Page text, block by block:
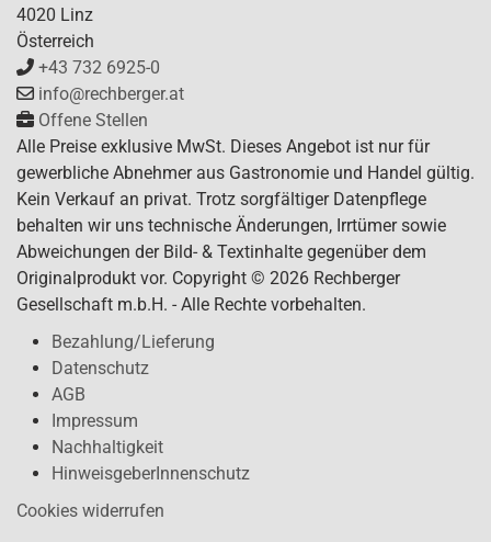
4020 Linz
Österreich
+43 732 6925-0
info@rechberger.at
Offene Stellen
Alle Preise exklusive MwSt. Dieses Angebot ist nur für
gewerbliche Abnehmer aus Gastronomie und Handel gültig.
Kein Verkauf an privat. Trotz sorgfältiger Datenpflege
behalten wir uns technische Änderungen, Irrtümer sowie
Abweichungen der Bild- & Textinhalte gegenüber dem
Originalprodukt vor. Copyright © 2026 Rechberger
Gesellschaft m.b.H. - Alle Rechte vorbehalten.
Bezahlung/Lieferung
Datenschutz
AGB
Impressum
Nachhaltigkeit
HinweisgeberInnenschutz
Cookies widerrufen